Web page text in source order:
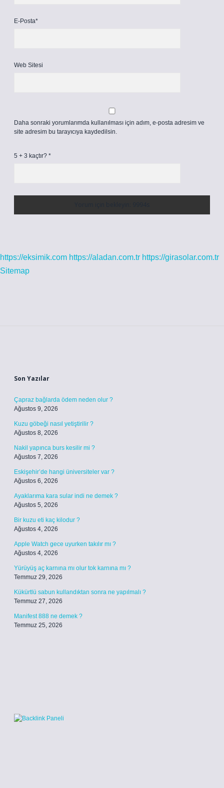
E-Posta*
Web Sitesi
Daha sonraki yorumlarımda kullanılması için adım, e-posta adresim ve
site adresim bu tarayıcıya kaydedilsin.
5 + 3 kaçtır? *
https://eksimik.com https://aladan.com.tr https://girasolar.com.tr
Sitemap
Son Yazılar
Çapraz bağlarda ödem neden olur ?
Ağustos 9, 2026
Kuzu göbeği nasıl yetiştirilir ?
Ağustos 8, 2026
Nakil yapınca burs kesilir mi ?
Ağustos 7, 2026
Eskişehir’de hangi üniversiteler var ?
Ağustos 6, 2026
Ayaklarıma kara sular indi ne demek ?
Ağustos 5, 2026
Bir kuzu eti kaç kilodur ?
Ağustos 4, 2026
Apple Watch gece uyurken takılır mı ?
Ağustos 4, 2026
Yürüyüş aç karnına mı olur tok karnına mı ?
Temmuz 29, 2026
Kükürtlü sabun kullandıktan sonra ne yapılmalı ?
Temmuz 27, 2026
Manifest 888 ne demek ?
Temmuz 25, 2026